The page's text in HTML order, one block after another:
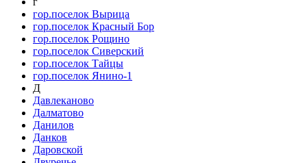
гор.поселок Вырица
гор.поселок Красный Бор
гор.поселок Рощино
гор.поселок Сиверский
гор.поселок Тайцы
гор.поселок Янино-1
Д
Давлеканово
Далматово
Данилов
Данков
Даровской